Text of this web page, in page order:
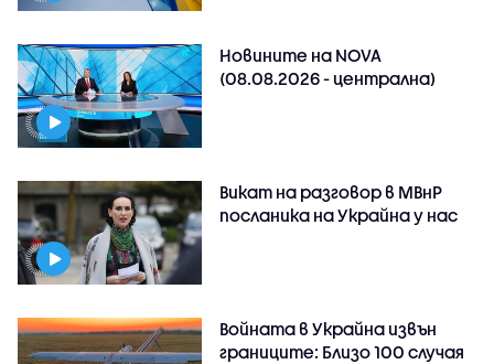
Новините на NOVA
(08.08.2026 - централна)
Викат на разговор в МВнР
посланика на Украйна у нас
Войната в Украйна извън
границите: Близо 100 случая